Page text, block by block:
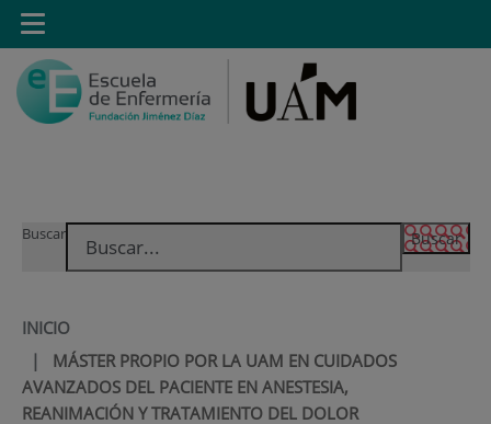
Saltar al contenido
SaltarBuscar
Toggle
navigation
INICIO
| MÁSTER PROPIO POR LA UAM EN CUIDADOS
AVANZADOS DEL PACIENTE EN ANESTESIA,
REANIMACIÓN Y TRATAMIENTO DEL DOLOR